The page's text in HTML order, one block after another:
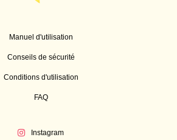
Manuel d'utilisation
Conseils de sécurité
Conditions d'utilisation
FAQ
Instagram